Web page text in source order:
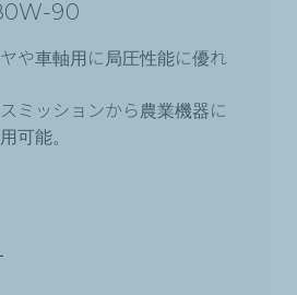
90
や車軸用に局圧性能に優れ
ミッションから農業機器に
可能。